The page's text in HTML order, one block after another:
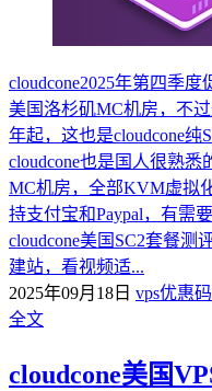
cloudcone2025年第四季
美国洛杉矶MC机房，不
年起，这也是cloudcone纯
cloudcone也是国人很熟
MC机房，全部KVM虚拟
持支付宝和Paypal，有需
cloudcone美国SC2套餐
建站，看视频适...
2025年09月18日 vps优惠码
全文
cloudcone美国